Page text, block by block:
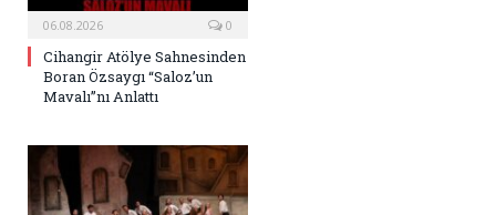
06.08.2026 0
Cihangir Atölye Sahnesinden
Boran Özsaygı “Saloz’un
Mavalı”nı Anlattı